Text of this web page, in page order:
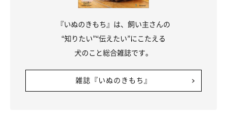
ほかに、100円ショップで買える玄関マットやクッションなど
を、犬用として使っているかたもいます。粗相などでどうしても
汚してしまいがちですが、100円なら気軽に購入できますし、サ
イズや種類も豊富なので、洗い替え用として何枚もそろえたくな
『いぬのきもち』は、飼い主さんの
“知りたい”“伝えたい”にこたえる
犬のこと総合雑誌です。
雑誌『いぬのきもち』